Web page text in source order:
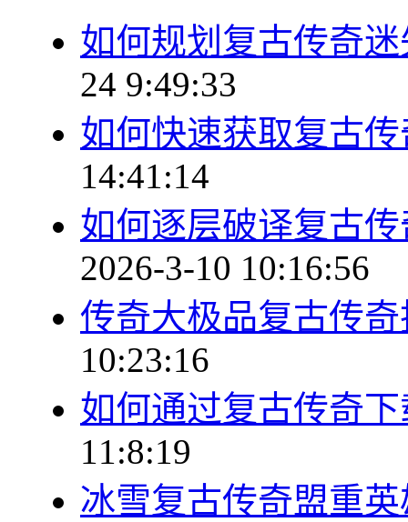
如何规划复古传奇
24 9:49:33
如何快速获取复古
14:41:14
如何逐层破译复古
2026-3-10 10:16:56
传奇大极品复古传
10:23:16
如何通过复古传奇
11:8:19
冰雪复古传奇盟重